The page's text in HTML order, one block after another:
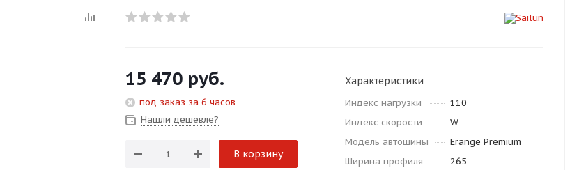
15 470 руб.
под заказ за 6 часов
Нашли дешевле?
В корзину
Характеристики
Индекс нагрузки
110
Индекс скорости
W
Модель автошины
Erange Premium
Ширина профиля
265
без переплат